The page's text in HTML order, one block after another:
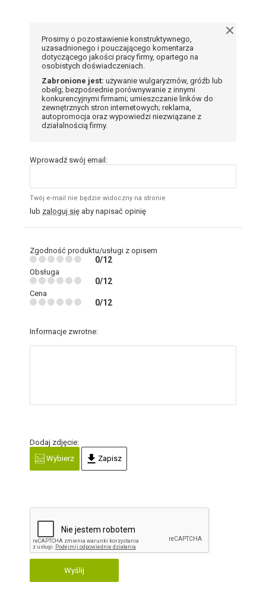
Prosimy o pozostawienie konstruktywnego,
uzasadnionego i pouczającego komentarza
dotyczącego jakości pracy firmy, opartego na
osobistych doświadczeniach.
Zabronione jest: używanie wulgaryzmów, gróźb lub
obelg; bezpośrednie porównywanie z innymi
konkurencyjnymi firmami; umieszczanie linków do
zewnętrznych stron internetowych; reklama,
autopromocja oraz wypowiedzi niezwiązane z
działalnością firmy.
Wprowadź swój email:
Twój e-mail nie będzie widoczny na stronie
lub zaloguj się aby napisać opinię
Zgodność produktu/usługi z opisem
0/12
Obsługa
0/12
Cena
0/12
Informacje zwrotne:
Dodaj zdjęcie:
Wybierz
Zapisz
Wyślij